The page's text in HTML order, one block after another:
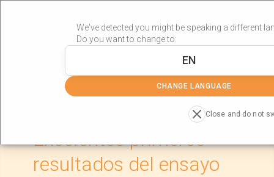
We've detected you might be speaking a different
Do you want to change to:
EN
CHANGE LANGUAGE
Close and do not
Actualidad »
ensayo del tratamiento BInary System en suelo pélvico
Excelentes primeros
resultados del ensayo